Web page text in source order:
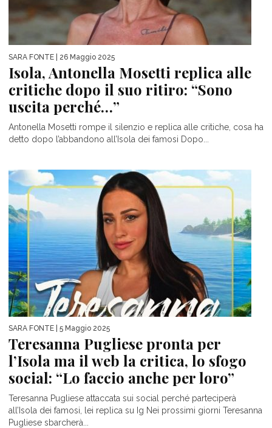
SARA FONTE | 26 Maggio 2025
Isola, Antonella Mosetti replica alle
critiche dopo il suo ritiro: “Sono
uscita perché…”
Antonella Mosetti rompe il silenzio e replica alle critiche, cosa ha
detto dopo l’abbandono all’Isola dei famosi Dopo...
SARA FONTE | 5 Maggio 2025
Teresanna Pugliese pronta per
l’Isola ma il web la critica, lo sfogo
social: “Lo faccio anche per loro”
Teresanna Pugliese attaccata sui social perché parteciperà
all’Isola dei famosi, lei replica su Ig Nei prossimi giorni Teresanna
Pugliese sbarcherà...